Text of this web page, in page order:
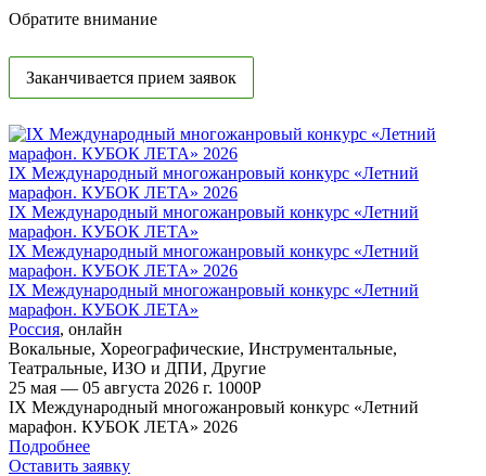
Обратите внимание
Заканчивается прием заявок
IX Международный многожанровый конкурс «Летний
марафон. КУБОК ЛЕТА» 2026
IX Международный многожанровый конкурс «Летний
марафон. КУБОК ЛЕТА»
IX Международный многожанровый конкурс «Летний
марафон. КУБОК ЛЕТА» 2026
IX Международный многожанровый конкурс «Летний
марафон. КУБОК ЛЕТА»
Россия, онлайн
Вокальные, Хореографические, Инструментальные,
Театральные, ИЗО и ДПИ, Другие
25 мая — 05 августа 2026 г. 1000Р
IX Международный многожанровый конкурс «Летний
марафон. КУБОК ЛЕТА» 2026
Подробнее
Оставить заявку